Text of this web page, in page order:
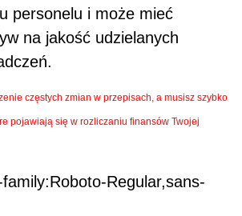
personelu i może mieć
na jakość udzielanych
częstych zmian w przepisach, a musisz szybko
pojawiają się w rozliczaniu finansów Twojej
Regular,sans-